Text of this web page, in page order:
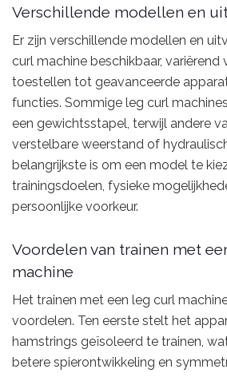
Verschillende modellen en
Er zijn verschillende modellen en
curl machine beschikbaar, variërend
toestellen tot geavanceerde
functies. Sommige leg curl
een gewichtsstapel, terwijl andere
verstelbare weerstand of
belangrijkste is om een model te
trainingsdoelen, fysieke
persoonlijke voorkeur.
Voordelen van trainen met
machine
Het trainen met een leg curl
voordelen. Ten eerste stelt het
hamstrings geïsoleerd te trainen,
betere spierontwikkeling en